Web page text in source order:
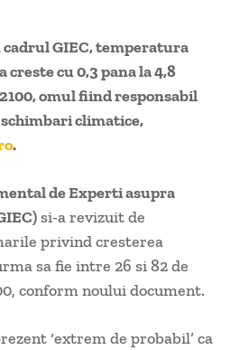
GIEC, temperatura
cu 0,3 pana la 4,8
omul fiind responsabil
climatice,
.
de Experti asupra
si-a revizuit de
privind cresterea
sa fie intre 26 si 82 de
conform noului document.
‘extrem de probabil’ ca